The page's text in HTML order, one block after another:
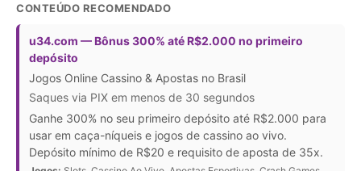
CONTEÚDO RECOMENDADO
u34.com — Bônus 300% até R$2.000 no primeiro
depósito
Jogos Online Cassino & Apostas no Brasil
Saques via PIX em menos de 30 segundos
Ganhe 300% no seu primeiro depósito até R$2.000 para
usar em caça-níqueis e jogos de cassino ao vivo.
Depósito mínimo de R$20 e requisito de aposta de 35x.